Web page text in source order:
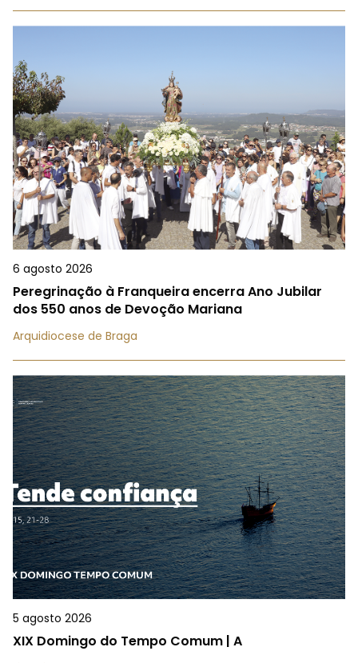
6 agosto 2026
Peregrinação à Franqueira encerra Ano Jubilar
dos 550 anos de Devoção Mariana
Arquidiocese de Braga
5 agosto 2026
XIX Domingo do Tempo Comum | A